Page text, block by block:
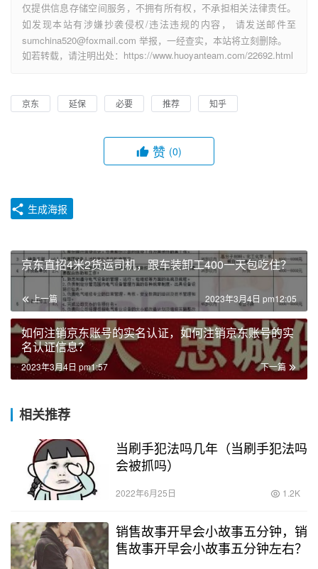
仅提供信息存储空间服务，不拥有所有权，不承担相关法律责任。
如发现本站有涉嫌抄袭侵权/违法违规的内容， 请发送邮件至
sumchina520@foxmail.com 举报，一经查实，本站将立刻删除。
如若转载，请注明出处：https://www.huoyanteam.com/22692.html
京东 延保 必要 推荐 知乎
赞 (0)
生成海报
京东直招4米2货运司机，跟车装卸工400一天包吃住？
上一篇 2023年3月4日 pm12:05
如何注销京东账号的实名认证，如何注销京东账号的实
名认证信息？
下一篇
2023年3月4日 pm1:57
相关推荐
当刷手犯法吗几年（当刷手犯法吗
会被抓吗）
2022年6月25日 1.2K
销售故事开早会小故事五分钟，销
售故事开早会小故事五分钟左右？